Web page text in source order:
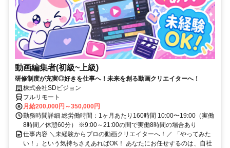
動画編集者(初級~上級)
研修制度が充実◎好きを仕事へ！未来を創る動画クリエイターへ！
株式会社SDビジョン
フルリモート
月給200,000円～350,000円
勤務時間詳細 総労働時間：1ヶ月あたり160時間 10:00〜19:00（実働
8時間／休憩60分） ※9:00～21:00の間で実働8時間の場合あり
仕事内容 ＼未経験からプロの動画クリエイターへ！／ 「やってみた
い！」という気持ちさえあればOK！ あなたにお任せするのは、自社